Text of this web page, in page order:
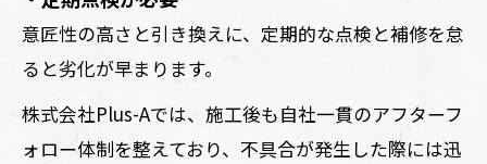
意匠性の高さと引き換えに、定期的な点検と補修を怠
ると劣化が早まります。
株式会社Plus-Aでは、施工後も自社一貫のアフターフ
ォロー体制を整えており、不具合が発生した際には迅